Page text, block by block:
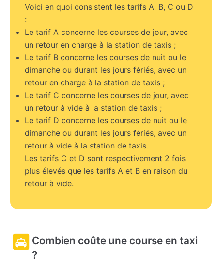
Voici en quoi consistent les tarifs A, B, C ou D
:
Le tarif A concerne les courses de jour, avec
un retour en charge à la station de taxis ;
Le tarif B concerne les courses de nuit ou le
dimanche ou durant les jours fériés, avec un
retour en charge à la station de taxis ;
Le tarif C concerne les courses de jour, avec
un retour à vide à la station de taxis ;
Le tarif D concerne les courses de nuit ou le
dimanche ou durant les jours fériés, avec un
retour à vide à la station de taxis.
Les tarifs C et D sont respectivement 2 fois
plus élevés que les tarifs A et B en raison du
retour à vide.
Combien coûte une course en taxi
?